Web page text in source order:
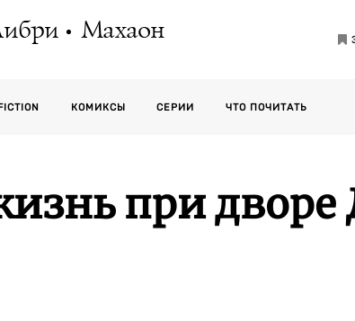
Махаон
КОМИКСЫ СЕРИИ ЧТО ПОЧИТАТЬ
при дворе